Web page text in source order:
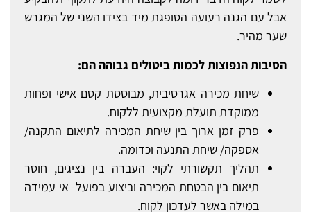
אבל עם הגנה רעועה הסופגת מיד בצידו השני של המגרש
שער מהיר.
הסיבות הנפוצות לכמות ביטולים גבוהה הם:
שיחת מכירה אגרסיבית, מבוססת קסם אישי ופחות
ממוקדת תועלת מקצועית ללקוח.
פרק זמן ארוך בין שיחת המכירה לתיאום התקנה/
אספקה/ שיחת התנעה וכדומה.
תהליך תקשורתי לקוי: העברה בין נציגים, חוסר
תיאום בין הבטחת המכירה וביצוע בפועל- אי עמידה
במילה באשר לעדכון לקוח.